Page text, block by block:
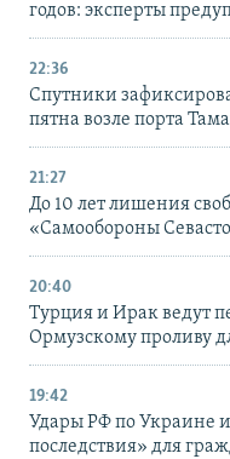
годов: эксперты
22:36
Спутники
пятна возле порта
21:27
До 10 лет лишения
«Самообороны
20:40
Турция и Ирак ведут
Ормузскому проливу
19:42
Удары РФ по Украине
последствия» для